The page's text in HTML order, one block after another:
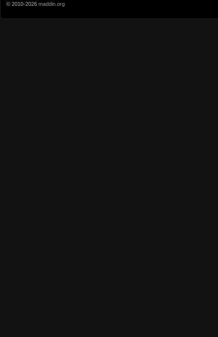
© 2010-2026 maddin.org